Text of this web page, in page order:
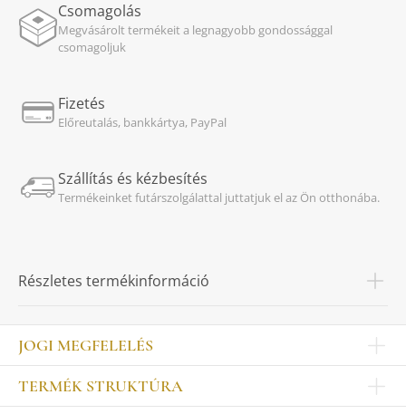
Csomagolás
Megvásárolt termékeit a legnagyobb gondossággal
csomagoljuk
Fizetés
Előreutalás, bankkártya, PayPal
Szállítás és kézbesítés
Termékeinket futárszolgálattal juttatjuk el az Ön otthonába.
Részletes termékinformáció
JOGI MEGFELELÉS
Impresszum
Kapcsolat
TERMÉK STRUKTÚRA